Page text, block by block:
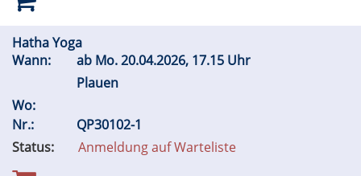
Hatha Yoga
Wann:
ab Mo.20.04.2026, 17.15 Uhr
Plauen
Wo:
Nr.:
QP30102-1
Status:
Anmeldung auf Warteliste